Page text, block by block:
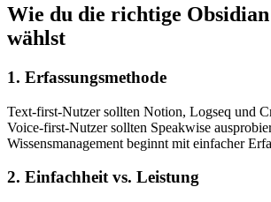
Wie du die richtige
wählst
1. Erfassungsmethode
Text-first-Nutzer sollten Notion, Logseq und
Voice-first-Nutzer sollten Speakwise
Wissensmanagement beginnt mit einfacher
2. Einfachheit vs. Leistung